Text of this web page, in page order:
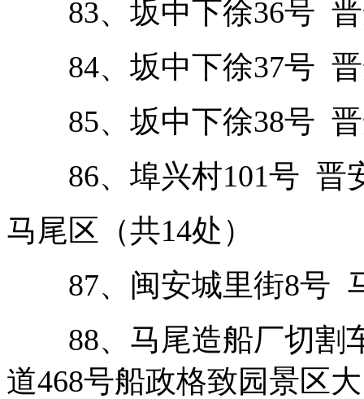
83、坂中下徐36号 晋
84、坂中下徐37号 晋
85、坂中下徐38号 晋
86、埠兴村101号 晋
马尾区（共14处）
87、闽安城里街8号
88、马尾造船厂切割
道468号船政格致园景区